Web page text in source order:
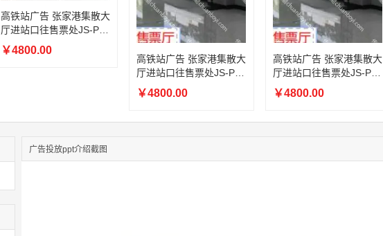
03:42:33 158****0746
联系了该媒体所在商家
01:59:39
189****2617 联系了该媒体所在商家
12:40:20 177****7961 联系了该媒体所在商家
04:12:36 181****8167 联系了该媒体所在商家
04:16:44 181****0078 联系了该媒体所在商家
01:50:54 192****2334
联系了该媒体所在商家
高铁站广告 张家港集散大
厅进站口往售票处JS-PM
D04墙面灯箱广告
￥4800.00
高铁站广告 张家港集散大
厅进站口往售票处JS-PM
D05墙面灯箱广告
￥4800.00
高铁站广告 张家港集散大
厅进站口往售票处JS-PM
D06墙面灯箱广告
￥4800.00
广告投放ppt介绍截图